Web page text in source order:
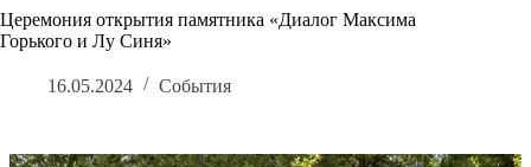
Церемония открытия памятника «Диалог Максима
Горького и Лу Синя»
16.05.2024 События